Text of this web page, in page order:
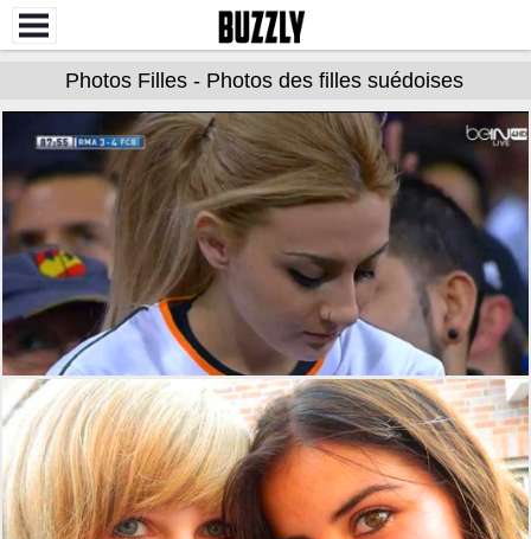
Photos Filles - Photos des filles suédoises